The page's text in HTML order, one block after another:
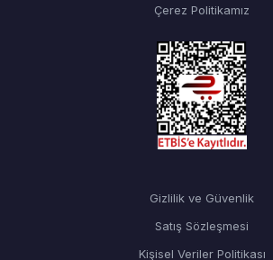
Çerez Politikamız
Gizlilik ve Güvenlik
Satış Sözleşmesi
Kişisel Veriler Politikası